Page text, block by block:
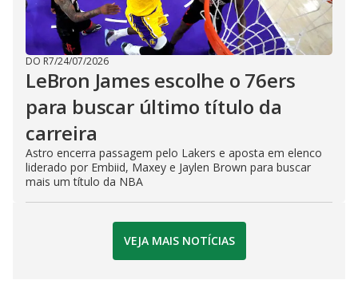
DO R7/24/07/2026
LeBron James escolhe o 76ers
para buscar último título da
carreira
Astro encerra passagem pelo Lakers e aposta em elenco
liderado por Embiid, Maxey e Jaylen Brown para buscar
mais um título da NBA
VEJA MAIS NOTÍCIAS